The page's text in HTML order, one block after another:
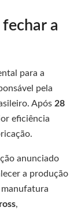
a
para a
pela
Após 28
eficiência
anunciado
a produção
manufatura
,